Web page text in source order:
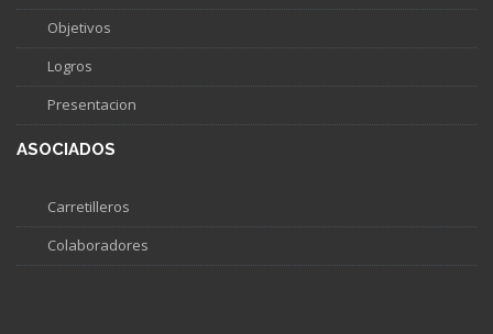
Objetivos
Logros
Presentacion
ASOCIADOS
Carretilleros
Colaboradores